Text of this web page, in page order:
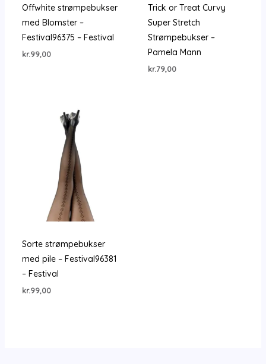
Offwhite strømpebukser
med Blomster –
Festival96375 – Festival
kr.99,00
Trick or Treat Curvy
Super Stretch
Strømpebukser –
Pamela Mann
kr.79,00
Sorte strømpebukser
med pile – Festival96381
– Festival
kr.99,00